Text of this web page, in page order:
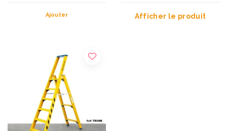
Ajouter Afficher le produit